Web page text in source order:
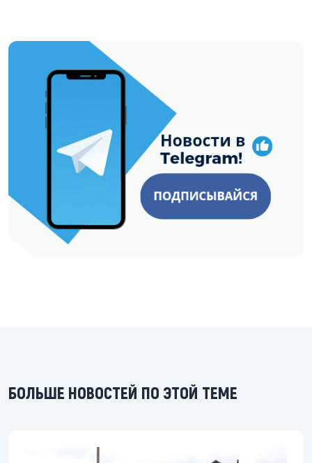
https://t.me/minskctvby
БОЛЬШЕ НОВОСТЕЙ ПО ЭТОЙ ТЕМЕ